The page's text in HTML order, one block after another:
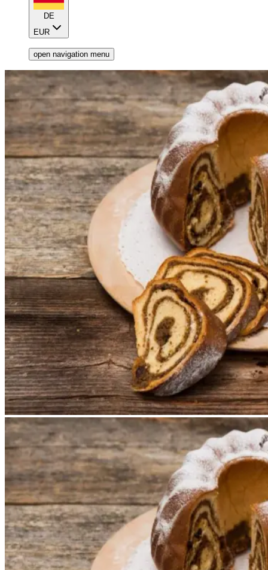
DE
EUR
open navigation menu